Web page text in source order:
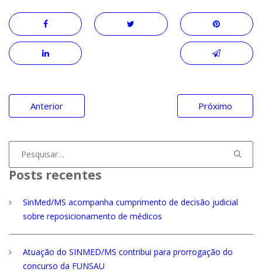
Navegação
de
Anterior Próximo
por:
Posts recentes
SinMed/MS acompanha cumprimento de decisão judicial
sobre reposicionamento de médicos
Atuação do SINMED/MS contribui para prorrogação do
concurso da FUNSAU